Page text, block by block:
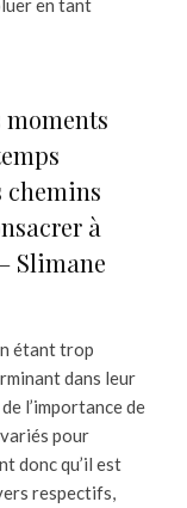
en tant
moments
chemins
à
Slimane
étant trop
dans leur
l’importance de
pour
donc qu’il est
respectifs,